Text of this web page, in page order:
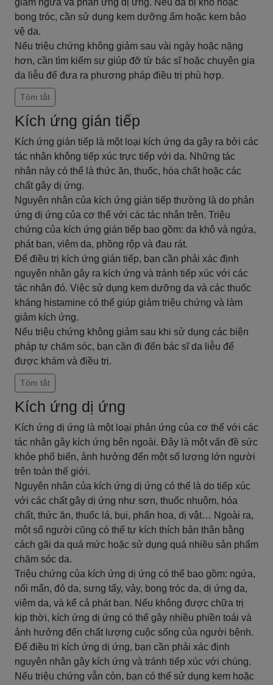
giảm ngứa và phản ứng dị ứng. Nếu da bị khô hoặc
bong tróc, cần sử dụng kem dưỡng ẩm hoặc kem bảo
vệ da.
Nếu triệu chứng không giảm sau vài ngày hoặc nặng
hơn, cần tìm kiếm sự giúp đỡ từ bác sĩ hoặc chuyên gia
da liễu để đưa ra phương pháp điều trị phù hợp.
Tóm tắt
Kích ứng gián tiếp
Kích ứng gián tiếp là một loại kích ứng da gây ra bởi các
tác nhân không tiếp xúc trực tiếp với da. Những tác
nhân này có thể là thức ăn, thuốc, hóa chất hoặc các
chất gây dị ứng.
Nguyên nhân của kích ứng gián tiếp thường là do phản
ứng dị ứng của cơ thể với các tác nhân trên. Triệu
chứng của kích ứng gián tiếp bao gồm: da khô và ngứa,
phát ban, viêm da, phồng rộp và đau rát.
Để điều trị kích ứng gián tiếp, bạn cần phải xác định
nguyên nhân gây ra kích ứng và tránh tiếp xúc với các
tác nhân đó. Việc sử dụng kem dưỡng da và các thuốc
kháng histamine có thể giúp giảm triệu chứng và làm
giảm kích ứng.
Nếu triệu chứng không giảm sau khi sử dụng các biện
pháp tự chăm sóc, bạn cần đi đến bác sĩ da liễu để
được khám và điều trị.
Tóm tắt
Kích ứng dị ứng
Kích ứng dị ứng là một loại phản ứng của cơ thể với các
tác nhân gây kích ứng bên ngoài. Đây là một vấn đề sức
khỏe phổ biến, ảnh hưởng đến một số lượng lớn người
trên toàn thế giới.
Nguyên nhân của kích ứng dị ứng có thể là do tiếp xúc
với các chất gây dị ứng như sơn, thuốc nhuộm, hóa
chất, thức ăn, thuốc lá, bụi, phấn hoa, dị vật… Ngoài ra,
một số người cũng có thể tự kích thích bản thân bằng
cách gãi da quá mức hoặc sử dụng quá nhiều sản phẩm
chăm sóc da.
Triệu chứng của kích ứng dị ứng có thể bao gồm: ngứa,
nổi mẩn, đỏ da, sưng tấy, vảy, bong tróc da, dị ứng da,
viêm da, và kể cả phát ban. Nếu không được chữa trị
kịp thời, kích ứng dị ứng có thể gây nhiều phiền toái và
ảnh hưởng đến chất lượng cuộc sống của người bệnh.
Để điều trị kích ứng dị ứng, bạn cần phải xác định
nguyên nhân gây kích ứng và tránh tiếp xúc với chúng.
Nếu triệu chứng vẫn còn, bạn có thể sử dụng kem hoặc